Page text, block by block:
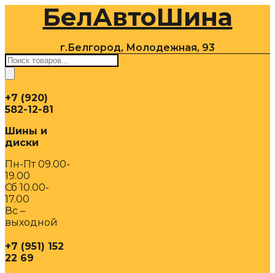
содержимомуБелАвтоШина
г.Белгород, Молодежная, 93
Поиск
товаров
+7 (920)
582-12-81
Шины и
диски
Пн-Пт 09.00-
19.00
Сб 10.00-
17.00
Вс –
выходной
+7 (951) 152
22 69